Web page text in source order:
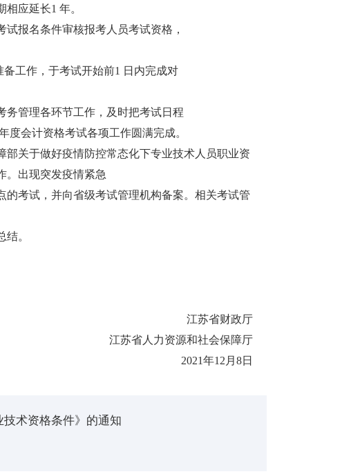
应延长1 年。
报名条件审核报考人员考试资格，
工作，于考试开始前1 日内完成对
务管理各环节工作，及时把考试日程
度会计资格考试各项工作圆满完成。
部关于做好疫情防控常态化下专业技术人员职业资
。出现突发疫情紧急
考试，并向省级考试管理机构备案。相关考试管
。
江苏省财政厅
江苏省人力资源和社会保障厅
2021年12月8日
术资格条件》的通知